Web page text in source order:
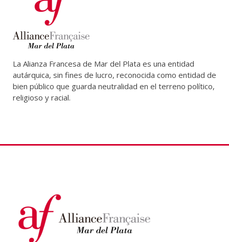
La Alianza Francesa de Mar del Plata es una entidad
autárquica, sin fines de lucro, reconocida como entidad de
bien público que guarda neutralidad en el terreno político,
religioso y racial.